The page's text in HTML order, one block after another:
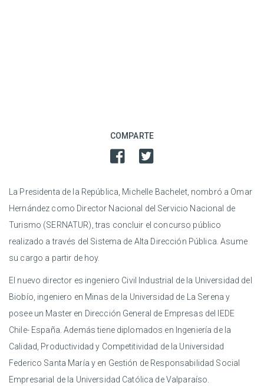
COMPARTE
La Presidenta de la República, Michelle Bachelet, nombró a Omar
Hernández como Director Nacional del Servicio Nacional de
Turismo (SERNATUR), tras concluir el concurso público
realizado a través del Sistema de Alta Dirección Pública. Asume
su cargo a partir de hoy.
El nuevo director es ingeniero Civil Industrial de la Universidad del
Biobío, ingeniero en Minas de la Universidad de La Serena y
posee un Master en Dirección General de Empresas del IEDE
Chile- España. Además tiene diplomados en Ingeniería de la
Calidad, Productividad y Competitividad de la Universidad
Federico Santa María y en Gestión de Responsabilidad Social
Empresarial de la Universidad Católica de Valparaíso.